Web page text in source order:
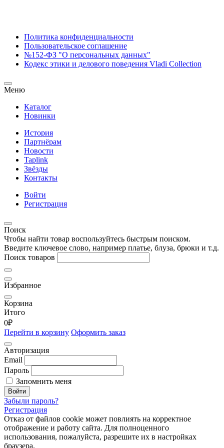
Политика конфиденциальности
Пользовательское соглашение
№152-ФЗ "О персональных данных"
Кодекс этики и делового поведения Vladi Collection
Меню
Каталог
Новинки
История
Партнёрам
Новости
Taplink
Звёзды
Контакты
Войти
Регистрация
Поиск
Чтобы найти товар воспользуйтесь быстрым поиском.
Введите ключевое слово, например платье, блуза, брюки и т.д.
Поиск товаров
Избранное
Корзина
Итого
0₽
Перейти в корзину Оформить заказ
Авторизация
Email
Пароль
Запомнить меня
Войти
Забыли пароль?
Регистрация
Отказ от файлов cookie может повлиять на корректное
отображение и работу сайта. Для полноценного
использования, пожалуйста, разрешите их в настройках
браузера.